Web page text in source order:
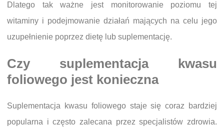
Dlatego tak ważne jest monitorowanie poziomu tej
witaminy i podejmowanie działań mających na celu jego
uzupełnienie poprzez dietę lub suplementację.
Czy suplementacja kwasu
foliowego jest konieczna
Suplementacja kwasu foliowego staje się coraz bardziej
popularna i często zalecana przez specjalistów zdrowia.